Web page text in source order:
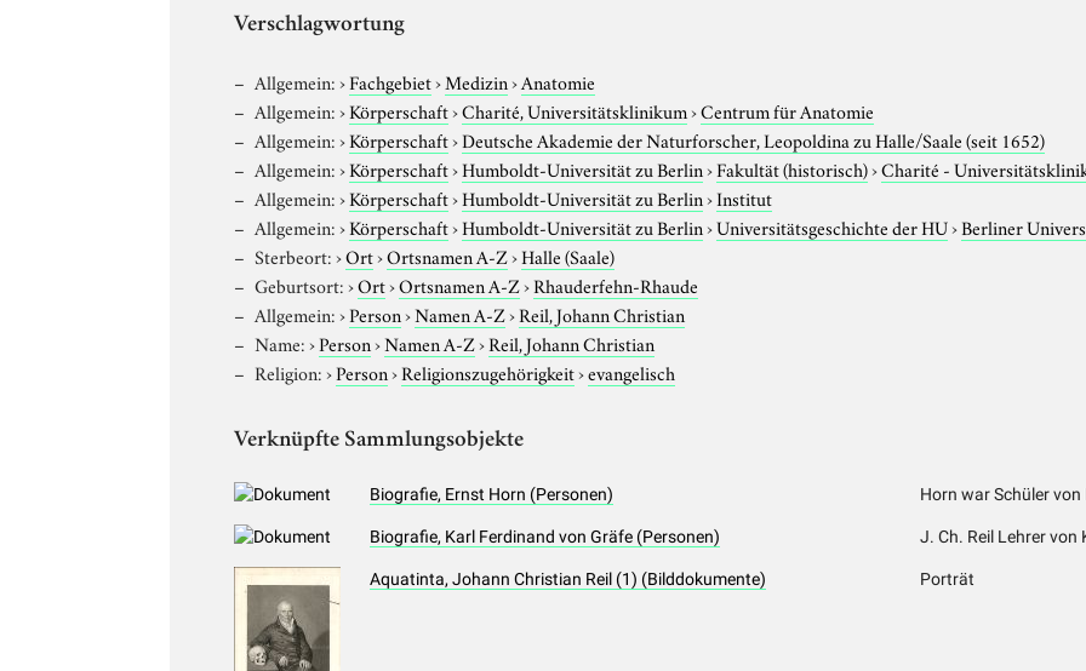
Verschlagwortung
Allgemein:›Fachgebiet›Medizin›Anatomie
Allgemein:›Körperschaft›Charité, Universitätsklinikum›Centrum für Anatomie
Allgemein:›Körperschaft›Deutsche Akademie der Naturforscher, Leopoldina zu Halle/Saale (seit 1652)
Allgemein:›Körperschaft›Humboldt-Universität zu Berlin›Fakultät (historisch)›Charité -
Allgemein:›Körperschaft›Humboldt-Universität zu Berlin›Institut
Allgemein:›Körperschaft›Humboldt-Universität zu Berlin›Universitätsgeschichte der HU›Berliner
Sterbeort:›Ort›Ortsnamen A-Z›Halle (Saale)
Geburtsort:›Ort›Ortsnamen A-Z›Rhauderfehn-Rhaude
Allgemein:›Person›Namen A-Z›Reil, Johann Christian
Name:›Person›Namen A-Z›Reil, Johann Christian
Religion:›Person›Religionszugehörigkeit›evangelisch
Verknüpfte Sammlungsobjekte
Biografie, Ernst Horn (Personen) Horn war Schüler von
Biografie, Karl Ferdinand von Gräfe (Personen) J. Ch. Reil Lehrer von
Aquatinta, Johann Christian Reil (1) (Bilddokumente) Porträt